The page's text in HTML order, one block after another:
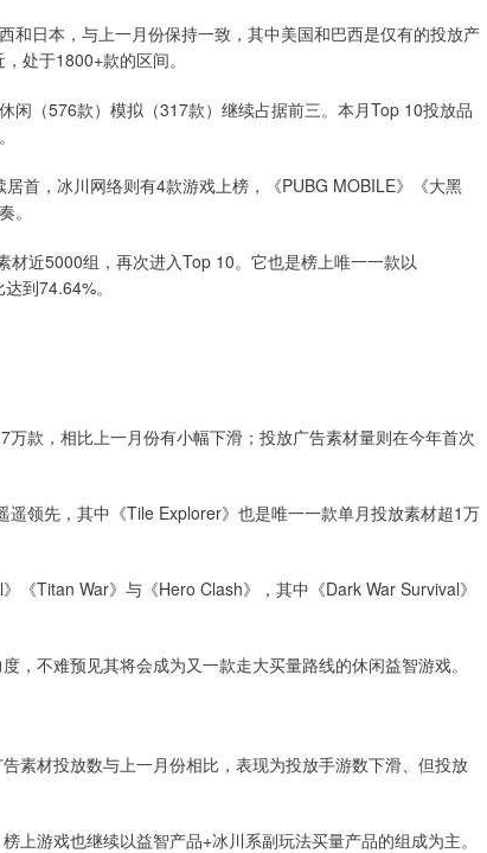
日本，与上一月份保持一致，其中美国和巴西是仅有的投放产
处于1800+款的区间。
闲（576款）模拟（317款）继续占据前三。本月Top 10投放品
首，冰川网络则有4款游戏上榜，《PUBG MOBILE》《大黑
。
近5000组，再次进入Top 10。它也是榜上唯一一款以
到74.64%。
款，相比上一月份有小幅下滑；投放广告素材量则在今年首次
领先，其中《Tile Explorer》也是唯一一款单月投放素材超1万
《Titan War》与《Hero Clash》，其中《Dark War Survival》
不难预见其将会成为又一款走大买量路线的休闲益智游戏。
素材投放数与上一月份相比，表现为投放手游数下滑、但投放
游戏也继续以益智产品+冰川系副玩法买量产品的组成为主。